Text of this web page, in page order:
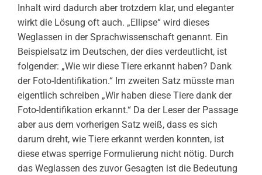
Inhalt wird dadurch aber trotzdem klar, und eleganter
wirkt die Lösung oft auch. „Ellipse“ wird dieses
Weglassen in der Sprachwissenschaft genannt. Ein
Beispielsatz im Deutschen, der dies verdeutlicht, ist
folgender: „Wie wir diese Tiere erkannt haben? Dank
der Foto-Identifikation.“ Im zweiten Satz müsste man
eigentlich schreiben „Wir haben diese Tiere dank der
Foto-Identifikation erkannt.“ Da der Leser der Passage
aber aus dem vorherigen Satz weiß, dass es sich
darum dreht, wie Tiere erkannt werden konnten, ist
diese etwas sperrige Formulierung nicht nötig. Durch
das Weglassen des zuvor Gesagten ist die Bedeutung